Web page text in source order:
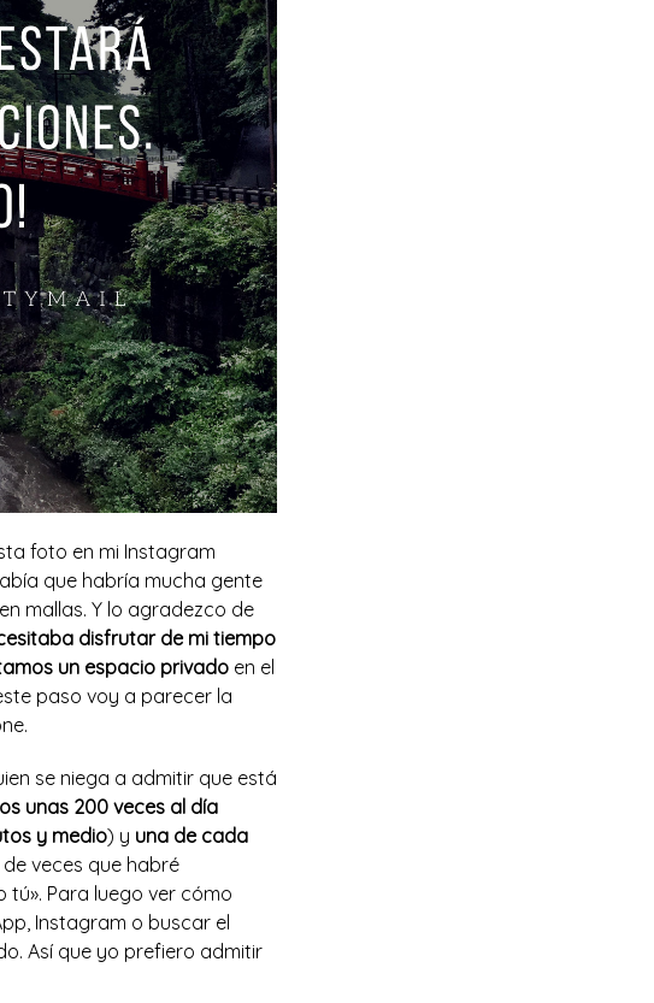
foto en mi Instagram
que habría mucha gente
mallas. Y lo agradezco de
disfrutar de mi tiempo
un espacio privado en el
paso voy a parecer la
se niega a admitir que está
unas 200 veces al día
y medio) y una de cada
de veces que habré
Para luego ver cómo
Instagram o buscar el
Así que yo prefiero admitir